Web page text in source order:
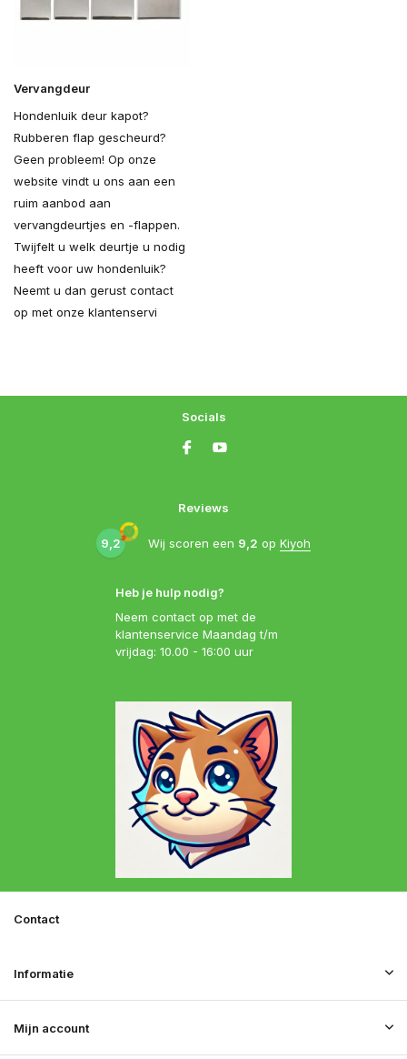
Vervangdeur
Hondenluik deur kapot?
Rubberen flap gescheurd?
Geen probleem! Op onze
website vindt u ons aan een
ruim aanbod aan
vervangdeurtjes en -flappen.
Twijfelt u welk deurtje u nodig
heeft voor uw hondenluik?
Neemt u dan gerust contact
op met onze klantenservi
Heb je hulp nodig?
Neem contact op met de
klantenservice Maandag t/m
vrijdag: 10.00 - 16:00 uur
Reviews
9,2 Wij scoren een 9,2 op Kiyoh
Socials
Mijn account
Informatie
Contact